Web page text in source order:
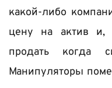
какой-либо
цену на актив и,
продать когда
Манипуляторы